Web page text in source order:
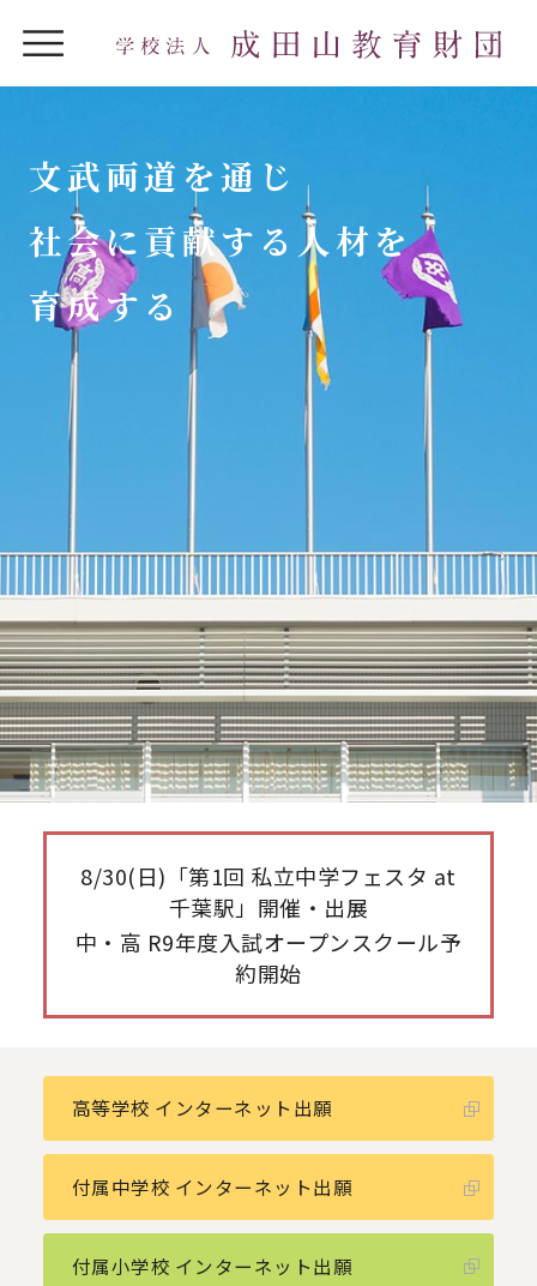
文武両道を通じ
社会に貢献する人材を
育成する
8/30(日)「第1回 私立中学フェスタ at
千葉駅」開催・出展
中・高 R9年度入試オープンスクール予
約開始
高等学校 インターネット出願
付属中学校 インターネット出願
付属小学校 インターネット出願